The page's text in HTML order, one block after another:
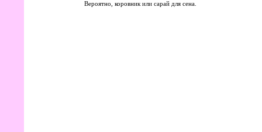
Вероятно, коровник или сарай для сена.